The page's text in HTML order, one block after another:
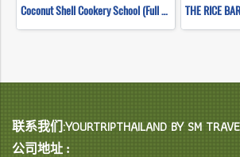
Coconut Shell Cookery School (Full Day)
联系我们:YOURTRIPTHAILAND BY SM
公司地址 :